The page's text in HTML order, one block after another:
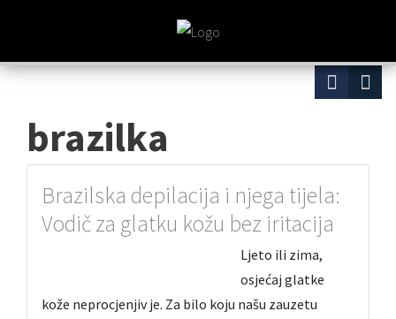
brazilka
Brazilska depilacija i njega tijela:
Vodič za glatku kožu bez iritacija
Ljeto ili zima,
osjećaj glatke
kože neprocjenjiv je. Za bilo koju našu zauzetu